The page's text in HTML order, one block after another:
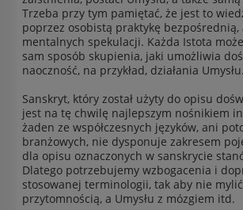
Trzeba przy tym pamiętać, że jest to
poprzez osobistą praktykę
mentalnych spekulacji. Każda Istota
sam sposób skupienia, jaki umożliwia
naoczność, na przykład, działania Umysłu.
Sanskryt, który został użyty do opisu
jest na tę chwilę najlepszym nośnikiem
żaden ze współczesnych języków, ani
branżowych, nie dysponuje zakresem
dla opisu oznaczonych w sanskrycie
Dlatego potrzebujemy wzbogacenia i
stosowanej terminologii, tak aby nie
przytomnością, a Umysłu z mózgiem itd.